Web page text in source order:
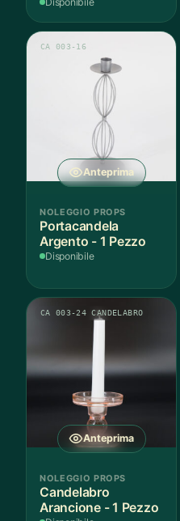
Anteprima
CA 003-16
NOLEGGIO PROPS
Portacandela
Argento - 1 Pezzo
Disponibile
Anteprima
CA 003-24 CANDELABRO
NOLEGGIO PROPS
Candelabro
Arancione - 1 Pezzo